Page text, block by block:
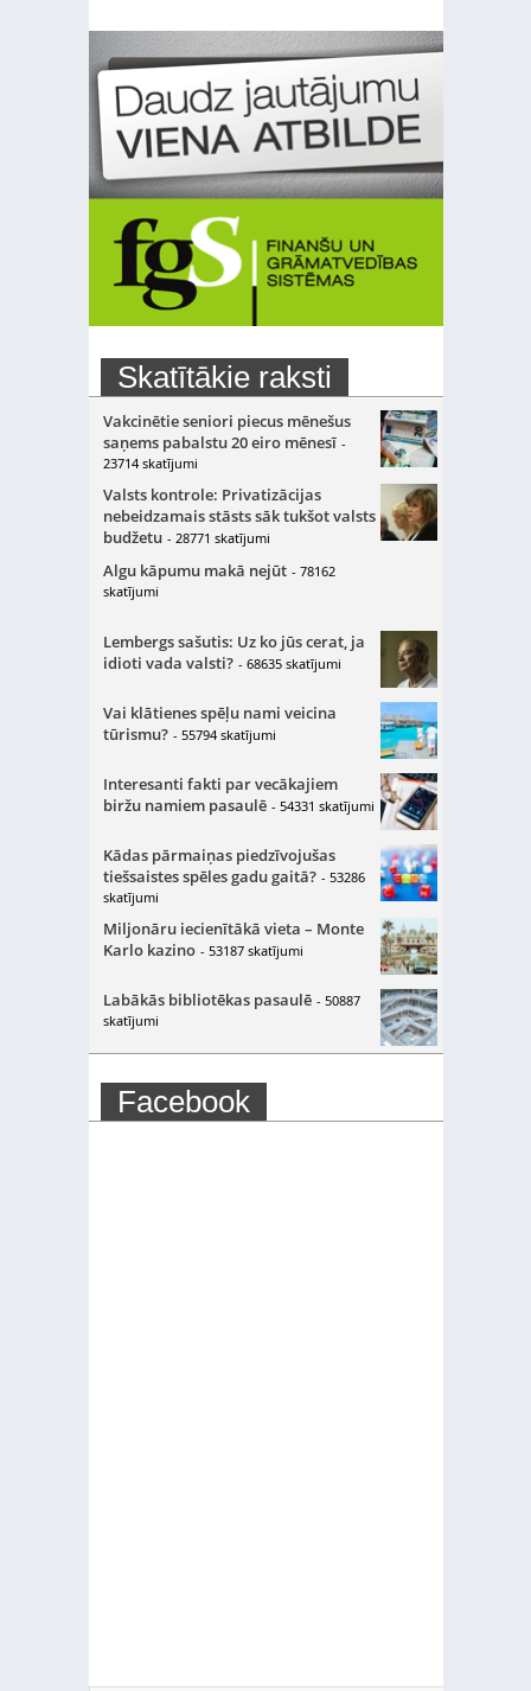
Skatītākie raksti
Vakcinētie seniori piecus mēnešus
saņems pabalstu 20 eiro mēnesī -
23714 skatījumi
Valsts kontrole: Privatizācijas
nebeidzamais stāsts sāk tukšot valsts
budžetu - 28771 skatījumi
Algu kāpumu makā nejūt - 78162
skatījumi
Lembergs sašutis: Uz ko jūs cerat, ja
idioti vada valsti? - 68635 skatījumi
Vai klātienes spēļu nami veicina
tūrismu? - 55794 skatījumi
Interesanti fakti par vecākajiem
biržu namiem pasaulē - 54331 skatījumi
Kādas pārmaiņas piedzīvojušas
tiešsaistes spēles gadu gaitā? - 53286
skatījumi
Miljonāru iecienītākā vieta – Monte
Karlo kazino - 53187 skatījumi
Labākās bibliotēkas pasaulē - 50887
skatījumi
Facebook